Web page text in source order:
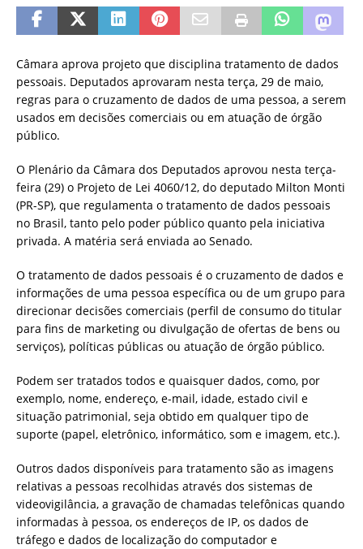
Câmara aprova projeto que disciplina tratamento de dados
pessoais. Deputados aprovaram nesta terça, 29 de maio,
regras para o cruzamento de dados de uma pessoa, a serem
usados em decisões comerciais ou em atuação de órgão
público.
O Plenário da Câmara dos Deputados aprovou nesta terça-
feira (29) o Projeto de Lei 4060/12, do deputado Milton Monti
(PR-SP), que regulamenta o tratamento de dados pessoais
no Brasil, tanto pelo poder público quanto pela iniciativa
privada. A matéria será enviada ao Senado.
O tratamento de dados pessoais é o cruzamento de dados e
informações de uma pessoa específica ou de um grupo para
direcionar decisões comerciais (perfil de consumo do titular
para fins de marketing ou divulgação de ofertas de bens ou
serviços), políticas públicas ou atuação de órgão público.
Podem ser tratados todos e quaisquer dados, como, por
exemplo, nome, endereço, e-mail, idade, estado civil e
situação patrimonial, seja obtido em qualquer tipo de
suporte (papel, eletrônico, informático, som e imagem, etc.).
Outros dados disponíveis para tratamento são as imagens
relativas a pessoas recolhidas através dos sistemas de
videovigilância, a gravação de chamadas telefônicas quando
informadas à pessoa, os endereços de IP, os dados de
tráfego e dados de localização do computador e